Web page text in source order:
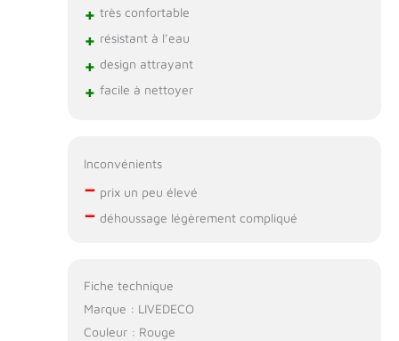
+ très confortable
+ résistant à l’eau
+ design attrayant
+ facile à nettoyer
Inconvénients
– prix un peu élevé
– déhoussage légèrement compliqué
Fiche technique
Marque : LIVEDECO
Couleur : Rouge